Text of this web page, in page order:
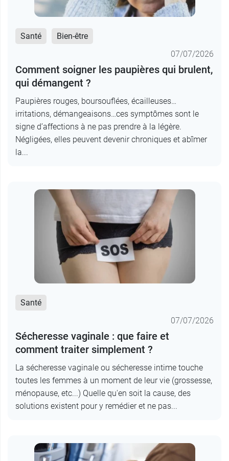
Santé
Bien-être
07/07/2026
Comment soigner les paupières qui brulent,
qui démangent ?
Paupières rouges, boursouflées, écailleuses…
irritations, démangeaisons…ces symptômes sont le
signe d’affections à ne pas prendre à la légère.
Négligées, elles peuvent devenir chroniques et abîmer
la...
Santé
07/07/2026
Sécheresse vaginale : que faire et
comment traiter simplement ?
La sécheresse vaginale ou sécheresse intime touche
toutes les femmes à un moment de leur vie (grossesse,
ménopause, etc...) Quelle qu'en soit la cause, des
solutions existent pour y remédier et ne pas...